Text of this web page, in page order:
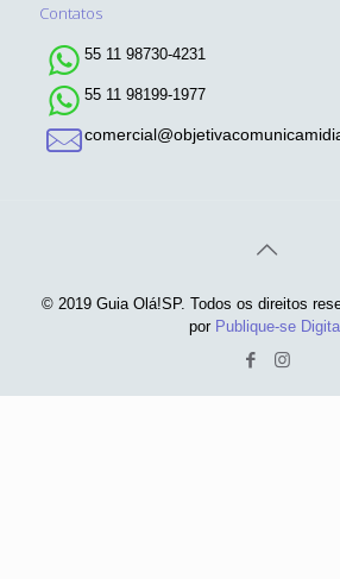
Contatos
55 11 98730-4231
55 11 98199-1977
© 2019 Guia Olá!SP. Todos os direitos
por Publique-se